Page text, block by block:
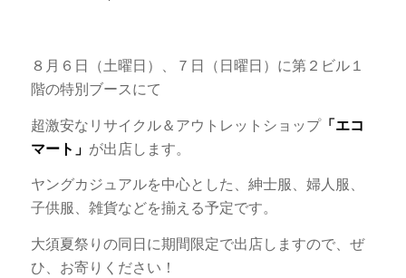
８月６日（土曜日）、７日（日曜日）に第２ビル１
階の特別ブースにて
超激安なリサイクル＆アウトレットショップ「エコ
マート」 が出店します。
ヤングカジュアルを中心とした、紳士服、婦人服、
子供服、雑貨などを揃える予定です。
大須夏祭りの同日に期間限定で出店しますので、ぜ
ひ、お寄りください！